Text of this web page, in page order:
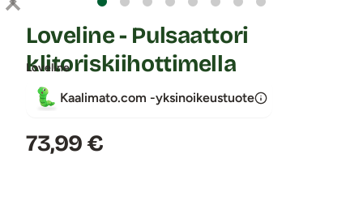
Loveline
Loveline - Pulsaattori
klitoriskiihottimella
Kaalimato.com -yksinoikeustuote
Hinta:
73,99 €